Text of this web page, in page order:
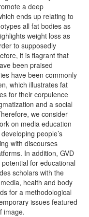
a deep
ends up relating to
all fat bodies as
weight loss as
to supposedly
it is flagrant that
been praised
have been commonly
which illustrates fat
for their corpulence
and a social
we consider
on media education
people’s
with discourses
In addition, GVD
for educational
scholars with the
health and body
for a methodological
issues featured
image.